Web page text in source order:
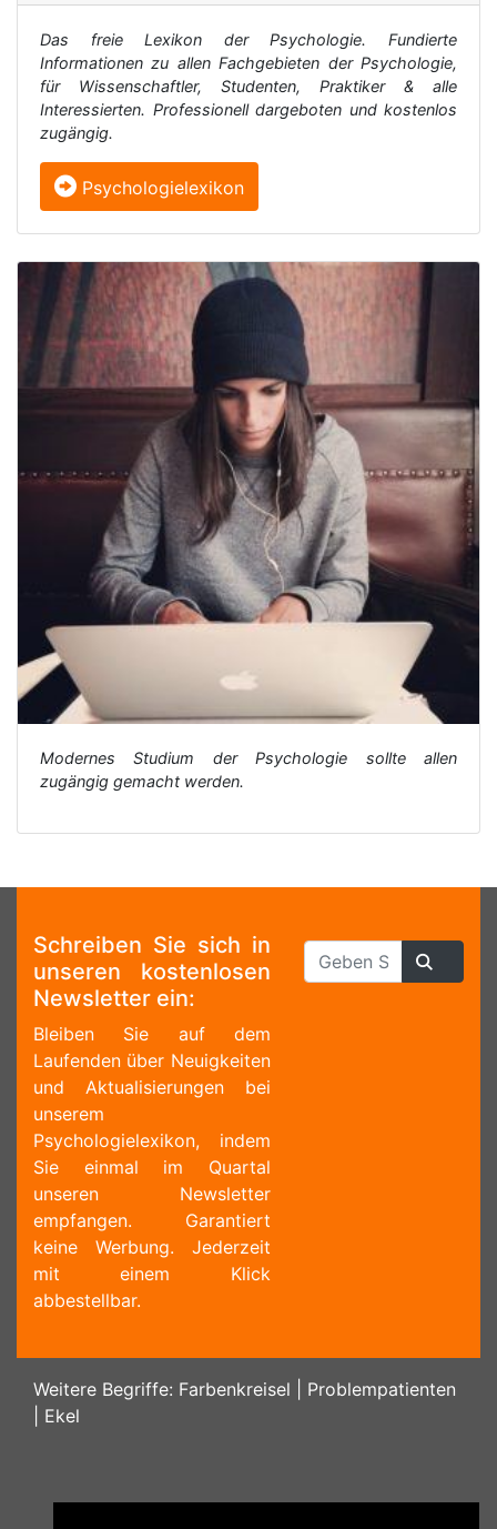
Das freie Lexikon der Psychologie. Fundierte
Informationen zu allen Fachgebieten der Psychologie,
für Wissenschaftler, Studenten, Praktiker & alle
Interessierten. Professionell dargeboten und kostenlos
zugängig.
Psychologielexikon
Modernes Studium der Psychologie sollte allen
zugängig gemacht werden.
Schreiben Sie sich in
unseren kostenlosen
Newsletter ein:
Bleiben Sie auf dem
Laufenden über Neuigkeiten
und Aktualisierungen bei
unserem
Psychologielexikon, indem
Sie einmal im Quartal
unseren Newsletter
empfangen. Garantiert
keine Werbung. Jederzeit
mit einem Klick
abbestellbar.
Weitere Begriffe: Farbenkreisel
Problempatienten
Ekel